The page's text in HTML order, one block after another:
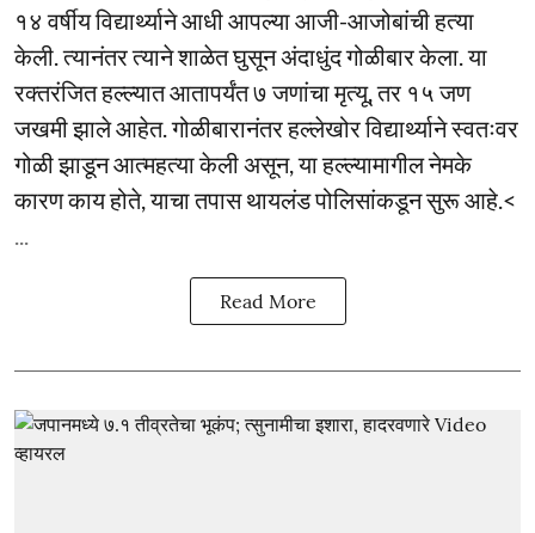
१४ वर्षीय विद्यार्थ्याने आधी आपल्या आजी-आजोबांची हत्या
केली. त्यानंतर त्याने शाळेत घुसून अंदाधुंद गोळीबार केला. या
रक्तरंजित हल्ल्यात आतापर्यंत ७ जणांचा मृत्यू, तर १५ जण
जखमी झाले आहेत. गोळीबारानंतर हल्लेखोर विद्यार्थ्याने स्वतःवर
गोळी झाडून आत्महत्या केली असून, या हल्ल्यामागील नेमके
कारण काय होते, याचा तपास थायलंड पोलिसांकडून सुरू आहे.<
Read More